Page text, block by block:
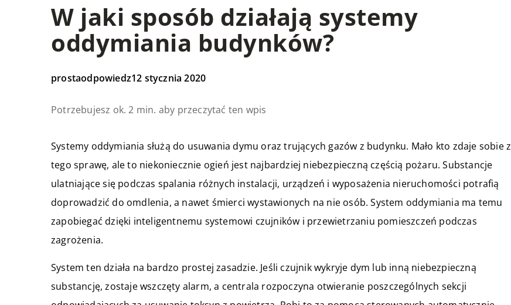
W jaki sposób działają systemy
oddymiania budynków?
prostaodpowiedz12 stycznia 2020
Potrzebujesz ok. 2 min. aby przeczytać ten wpis
Systemy oddymiania służą do usuwania dymu oraz trujących gazów z budynku. Mało kto zdaje sobie z
tego sprawę, ale to niekoniecznie ogień jest najbardziej niebezpieczną częścią pożaru. Substancje
ulatniające się podczas spalania różnych instalacji, urządzeń i wyposażenia nieruchomości potrafią
doprowadzić do omdlenia, a nawet śmierci wystawionych na nie osób. System oddymiania ma temu
zapobiegać dzięki inteligentnemu systemowi czujników i przewietrzaniu pomieszczeń podczas
zagrożenia.
System ten działa na bardzo prostej zasadzie. Jeśli czujnik wykryje dym lub inną niebezpieczną
substancję, zostaje wszczęty alarm, a centrala rozpoczyna otwieranie poszczególnych sekcji